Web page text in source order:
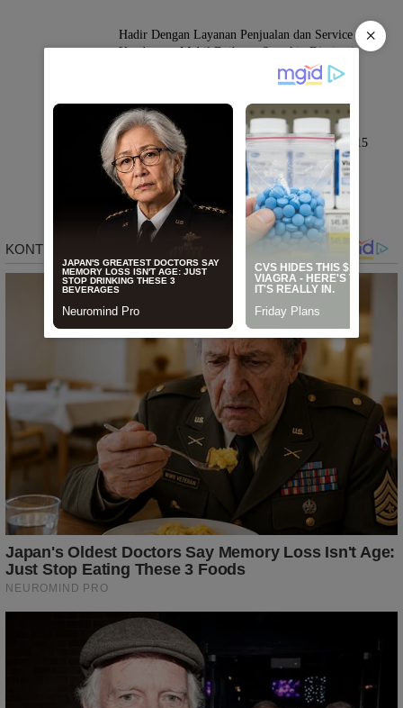
Hadir Dengan Layanan Penjualan dan Service
Kendaraan, Mobil Daihatsu Semakin Diminati
Mahasiswa KKN Tematik Unhas Gelombang 115
Terapkan Biopori di Galung Maloang, Solusi
Resapan Air dan Pengelolaan Sampah Organik
PAREPARE Januari 31, 2026
×